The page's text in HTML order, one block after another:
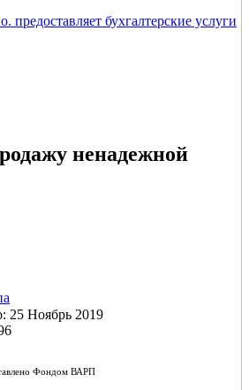
ненадежной
25 Ноябрь 2019
Фондом ВАРП